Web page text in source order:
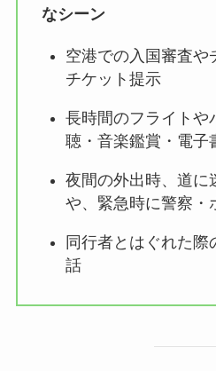
なシーン
空港での入国審査や
チケット提示
長時間のフライトや
聴・音楽鑑賞・電子
夜間の外出時、道に
や、緊急時に警察・
同行者とはぐれた際
話